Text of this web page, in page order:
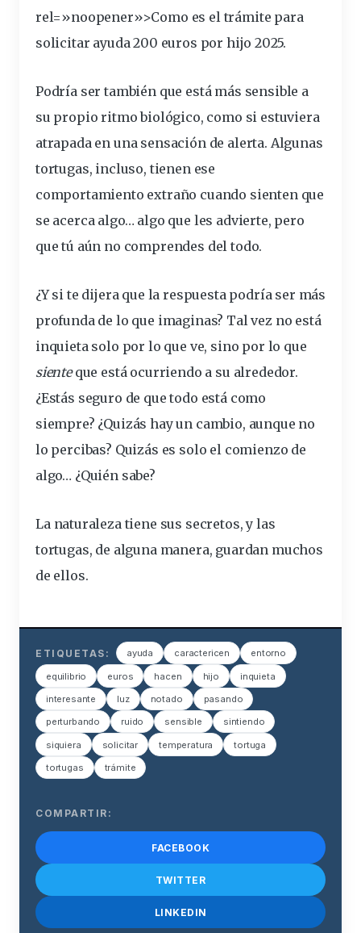
rel=»noopener»>Como es el trámite para
solicitar ayuda 200 euros por hijo 2025.
Podría ser también que está más sensible a
su propio ritmo biológico, como si estuviera
atrapada en una sensación de alerta. Algunas
tortugas, incluso, tienen ese
comportamiento extraño cuando sienten que
se acerca algo… algo que les advierte, pero
que tú aún no comprendes del todo.
¿Y si te dijera que la respuesta podría ser más
profunda de lo que imaginas? Tal vez no está
inquieta solo por lo que ve, sino por lo que
sienteque está ocurriendo a su alrededor.
¿Estás seguro de que todo está como
siempre? ¿Quizás hay un cambio, aunque no
lo percibas? Quizás es solo el comienzo de
algo… ¿Quién sabe?
La naturaleza tiene sus secretos, y las
tortugas, de alguna manera, guardan muchos
de ellos.
ETIQUETAS: ayuda caractericen entorno
equilibrio euros hacen hijo inquieta
interesante luz notado pasando
perturbando ruido sensible sintiendo
siquiera solicitar temperatura tortuga
tortugas trámite
COMPARTIR:
FACEBOOK
TWITTER
LINKEDIN